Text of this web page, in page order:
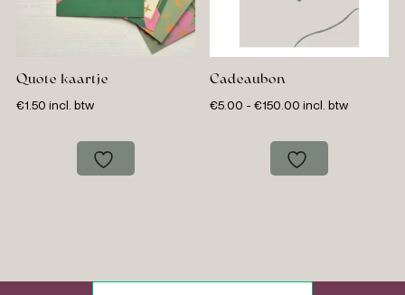
Quote kaartje
€1.50 incl. btw
Cadeaubon
€5.00 - €150.00 Prijsklasse:
tot
€150.00
incl. btw